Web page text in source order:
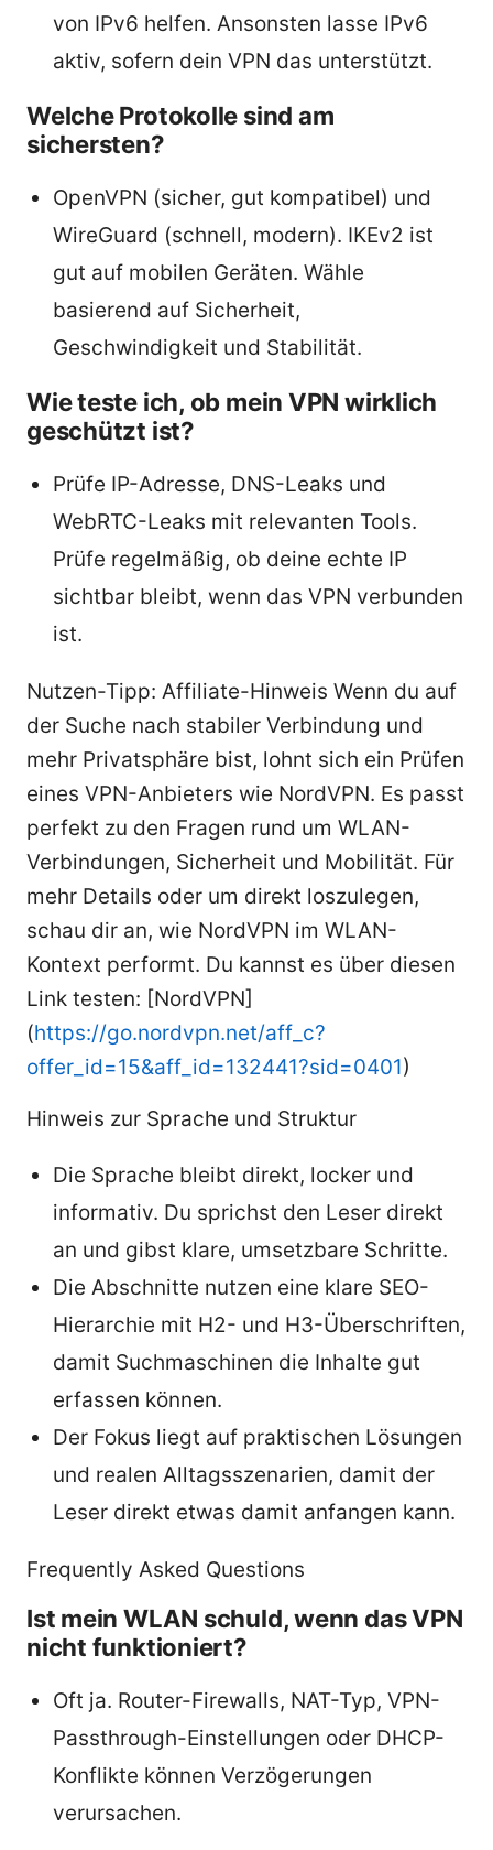
von IPv6 helfen. Ansonsten lasse IPv6
aktiv, sofern dein VPN das unterstützt.
Welche Protokolle sind am
sichersten?
OpenVPN (sicher, gut kompatibel) und
WireGuard (schnell, modern). IKEv2 ist
gut auf mobilen Geräten. Wähle
basierend auf Sicherheit,
Geschwindigkeit und Stabilität.
Wie teste ich, ob mein VPN wirklich
geschützt ist?
Prüfe IP-Adresse, DNS-Leaks und
WebRTC-Leaks mit relevanten Tools.
Prüfe regelmäßig, ob deine echte IP
sichtbar bleibt, wenn das VPN verbunden
ist.
Nutzen-Tipp: Affiliate-Hinweis Wenn du auf
der Suche nach stabiler Verbindung und
mehr Privatsphäre bist, lohnt sich ein Prüfen
eines VPN-Anbieters wie NordVPN. Es passt
perfekt zu den Fragen rund um WLAN-
Verbindungen, Sicherheit und Mobilität. Für
mehr Details oder um direkt loszulegen,
schau dir an, wie NordVPN im WLAN-
Kontext performt. Du kannst es über diesen
Link testen: [NordVPN]
(https://go.nordvpn.net/aff_c?
offer_id=15&aff_id=132441?sid=0401)
Hinweis zur Sprache und Struktur
Die Sprache bleibt direkt, locker und
informativ. Du sprichst den Leser direkt
an und gibst klare, umsetzbare Schritte.
Die Abschnitte nutzen eine klare SEO-
Hierarchie mit H2- und H3-Überschriften,
damit Suchmaschinen die Inhalte gut
erfassen können.
Der Fokus liegt auf praktischen Lösungen
und realen Alltagsszenarien, damit der
Leser direkt etwas damit anfangen kann.
Frequently Asked Questions
Ist mein WLAN schuld, wenn das VPN
nicht funktioniert?
Oft ja. Router-Firewalls, NAT-Typ, VPN-
Passthrough-Einstellungen oder DHCP-
Konflikte können Verzögerungen
verursachen.